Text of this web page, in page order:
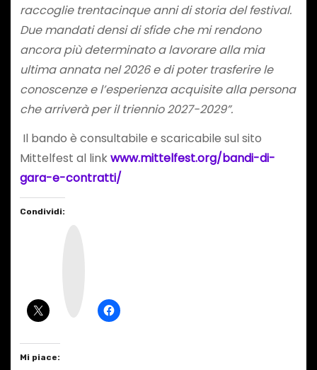
raccoglie trentacinque anni di storia del festival.
Due mandati densi di sfide che mi rendono
ancora più determinato a lavorare alla mia
ultima annata nel 2026 e di poter trasferire le
conoscenze e l’esperienza acquisite alla persona
che arriverà per il triennio 2027-2029”.
Il bando è consultabile e scaricabile sul sito
Mittelfest al linkwww.mittelfest.org/bandi-di-
gara-e-contratti/
Condividi:
Mi piace: